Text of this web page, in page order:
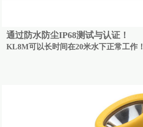
通过防水防尘IP68测试与认证！
KL8M可以长时间在20米水下正常工作！